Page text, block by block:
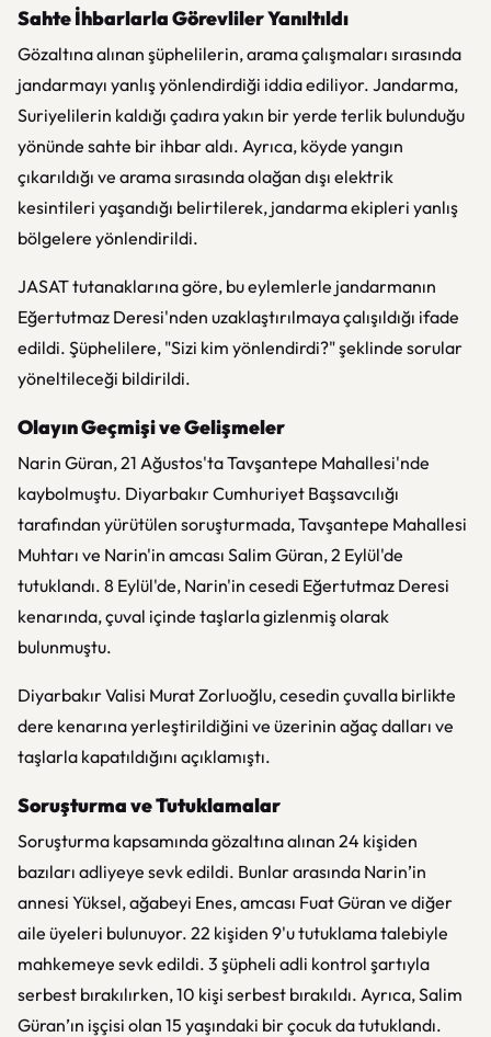
Sahte İhbarlarla Görevliler Yanıltıldı
Gözaltına alınan şüphelilerin, arama çalışmaları sırasında
jandarmayı yanlış yönlendirdiği iddia ediliyor. Jandarma,
Suriyelilerin kaldığı çadıra yakın bir yerde terlik bulunduğu
yönünde sahte bir ihbar aldı. Ayrıca, köyde yangın
çıkarıldığı ve arama sırasında olağan dışı elektrik
kesintileri yaşandığı belirtilerek, jandarma ekipleri yanlış
bölgelere yönlendirildi.
JASAT tutanaklarına göre, bu eylemlerle jandarmanın
Eğertutmaz Deresi'nden uzaklaştırılmaya çalışıldığı ifade
edildi. Şüphelilere, "Sizi kim yönlendirdi?" şeklinde sorular
yöneltileceği bildirildi.
Olayın Geçmişi ve Gelişmeler
Narin Güran, 21 Ağustos'ta Tavşantepe Mahallesi'nde
kaybolmuştu. Diyarbakır Cumhuriyet Başsavcılığı
tarafından yürütülen soruşturmada, Tavşantepe Mahallesi
Muhtarı ve Narin'in amcası Salim Güran, 2 Eylül'de
tutuklandı. 8 Eylül'de, Narin'in cesedi Eğertutmaz Deresi
kenarında, çuval içinde taşlarla gizlenmiş olarak
bulunmuştu.
Diyarbakır Valisi Murat Zorluoğlu, cesedin çuvalla birlikte
dere kenarına yerleştirildiğini ve üzerinin ağaç dalları ve
taşlarla kapatıldığını açıklamıştı.
Soruşturma ve Tutuklamalar
Soruşturma kapsamında gözaltına alınan 24 kişiden
bazıları adliyeye sevk edildi. Bunlar arasında Narin’in
annesi Yüksel, ağabeyi Enes, amcası Fuat Güran ve diğer
aile üyeleri bulunuyor. 22 kişiden 9'u tutuklama talebiyle
mahkemeye sevk edildi. 3 şüpheli adli kontrol şartıyla
serbest bırakılırken, 10 kişi serbest bırakıldı. Ayrıca, Salim
Güran’ın işçisi olan 15 yaşındaki bir çocuk da tutuklandı.